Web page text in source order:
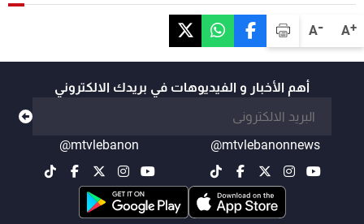
A+
A-
أهم الأخبار و الفيديوهات في بريدك الالكتروني
@mtvlebanonnews
@mtvlebanon